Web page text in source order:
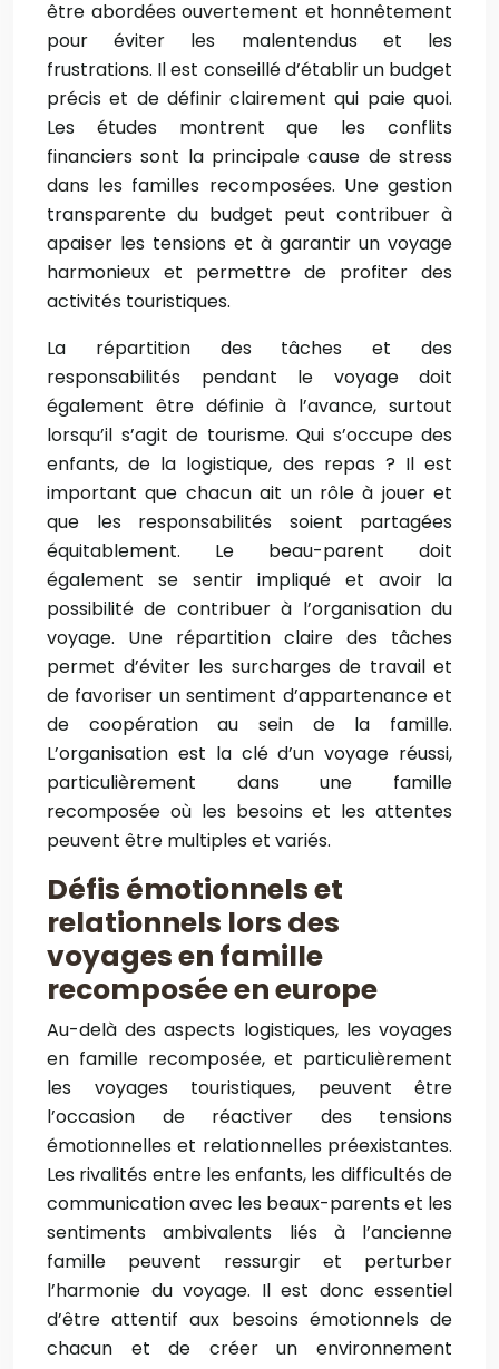
être abordées ouvertement et honnêtement
pour éviter les malentendus et les
frustrations. Il est conseillé d’établir un budget
précis et de définir clairement qui paie quoi.
Les études montrent que les conflits
financiers sont la principale cause de stress
dans les familles recomposées. Une gestion
transparente du budget peut contribuer à
apaiser les tensions et à garantir un voyage
harmonieux et permettre de profiter des
activités touristiques.
La répartition des tâches et des
responsabilités pendant le voyage doit
également être définie à l’avance, surtout
lorsqu’il s’agit de tourisme. Qui s’occupe des
enfants, de la logistique, des repas ? Il est
important que chacun ait un rôle à jouer et
que les responsabilités soient partagées
équitablement. Le beau-parent doit
également se sentir impliqué et avoir la
possibilité de contribuer à l’organisation du
voyage. Une répartition claire des tâches
permet d’éviter les surcharges de travail et
de favoriser un sentiment d’appartenance et
de coopération au sein de la famille.
L’organisation est la clé d’un voyage réussi,
particulièrement dans une famille
recomposée où les besoins et les attentes
peuvent être multiples et variés.
Défis émotionnels et
relationnels lors des
voyages en famille
recomposée en europe
Au-delà des aspects logistiques, les voyages
en famille recomposée, et particulièrement
les voyages touristiques, peuvent être
l’occasion de réactiver des tensions
émotionnelles et relationnelles préexistantes.
Les rivalités entre les enfants, les difficultés de
communication avec les beaux-parents et les
sentiments ambivalents liés à l’ancienne
famille peuvent ressurgir et perturber
l’harmonie du voyage. Il est donc essentiel
d’être attentif aux besoins émotionnels de
chacun et de créer un environnement